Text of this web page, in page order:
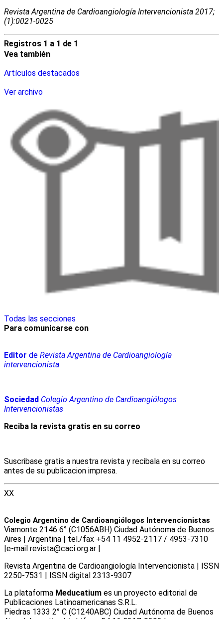
Revista Argentina de Cardioangiologí­a Intervencionista 2017;
(1):0021-0025
Registros 1 a 1 de 1
Vea también
Artículos destacados
Ver archivo
Todas las secciones
Para comunicarse con
Editor de Revista Argentina de Cardioangiología
intervencionista
Sociedad Colegio Argentino de Cardioangiólogos
Intervencionistas
Reciba la revista gratis en su correo
Suscribase gratis a nuestra revista y recibala en su correo
antes de su publicacion impresa.
XX
Colegio Argentino de Cardioangiólogos Intervencionistas
Viamonte 2146 6° (C1056ABH) Ciudad Autónoma de Buenos
Aires | Argentina | tel./fax +54 11 4952-2117 / 4953-7310
|e-mail revista@caci.org.ar |
Revista Argentina de Cardioangiologí­a Intervencionista | ISSN
2250-7531 | ISSN digital 2313-9307
La plataforma Meducatium es un proyecto editorial de
Publicaciones Latinoamericanas S.R.L.
Piedras 1333 2° C (C1240ABC) Ciudad Autónoma de Buenos